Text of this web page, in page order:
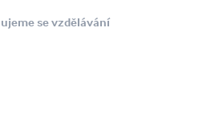
se vzdělávání